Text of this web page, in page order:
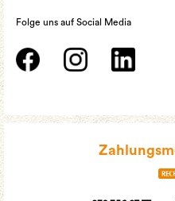
Folge uns auf Social Media